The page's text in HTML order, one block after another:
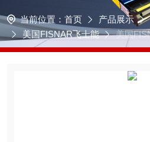
当前位置： 首页 产品展示
美国FISNAR飞士能
美国
架工业机器人